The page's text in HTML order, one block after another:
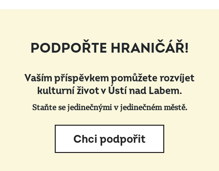
PODPOŘTE HRANIČÁŘ!
Vaším příspěvkem pomůžete rozvíjet
kulturní život v Ústí nad Labem.
Staňte se jedinečnými v jedinečném městě.
Chci podpořit